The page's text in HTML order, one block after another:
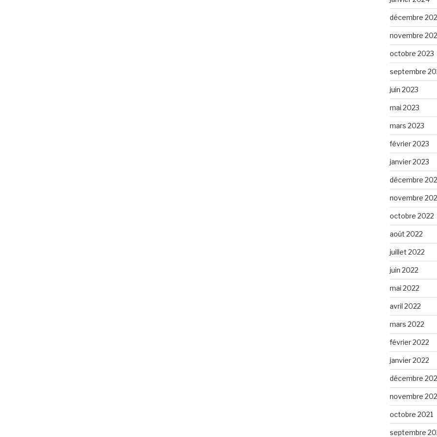
décembre
novembre
octobre 2023
septembre
juin 2023
mai 2023
mars 2023
février 2023
janvier 2023
décembre
novembre
octobre 2022
août 2022
juillet 2022
juin 2022
mai 2022
avril 2022
mars 2022
février 2022
janvier 2022
décembre
novembre
octobre 2021
septembre